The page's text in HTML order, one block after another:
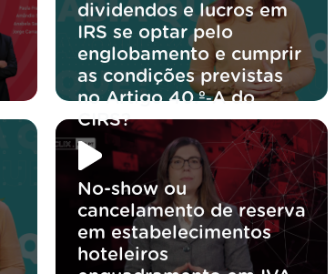
dividendos e lucros em
IRS se optar pelo
englobamento e cumprir
as condições previstas
no Artigo 40.º‑A do
CIRS?
No-show ou
cancelamento de reserva
em estabelecimentos
hoteleiros